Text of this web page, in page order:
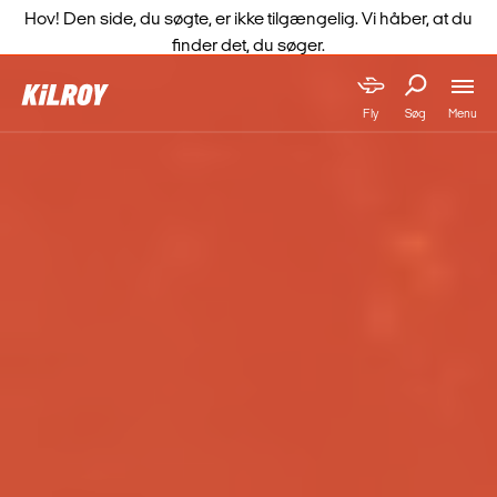
Fly Søg Menu
Hov! Den side, du søgte, er ikke tilgængelig. Vi håber, at du
finder det, du søger.